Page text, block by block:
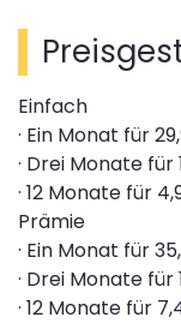
Einfach
· Ein Monat für
· Drei Monate für
· 12 Monate für
Prämie
· Ein Monat für
· Drei Monate für
· 12 Monate für